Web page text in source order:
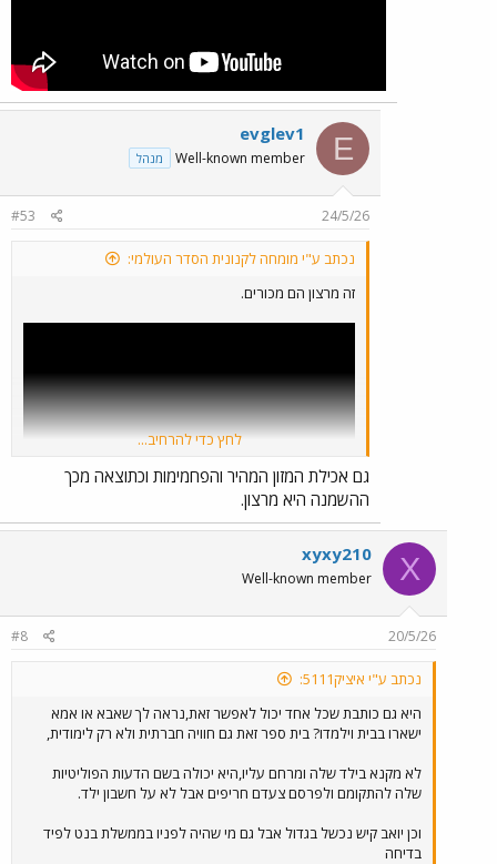
E
evglev1
Well-known member מנהל
24/5/26
#53
נכתב ע"י מומחה לקנונית הסדר העולמי:
זה מרצון הם מכורים.
לחץ כדי להרחיב...
גם אכילת המזון המהיר והפחמימות וכתוצאה מכך
ההשמנה היא מרצון.
X
xyxy210
Well-known member
20/5/26
#8
נכתב ע"י איציק5111:
היא גם כותבת שכל אחד יכול לאפשר זאת,נראה לך שאבא או אמא
ישארו בבית וילמדו? בית ספר זאת גם חוויה חברתית ולא רק לימודית,
לא מקנא בילד שלה ומרחם עליו,היא יכולה בשם הדעות הפוליטיות
שלה להתקומם ולפרסם צעדם חריפים אבל לא על חשבון ילד.
וכן יואב קיש נכשל בגדול אבל גם מי שהיה לפניו בממשלת בנט לפיד
בדיחה